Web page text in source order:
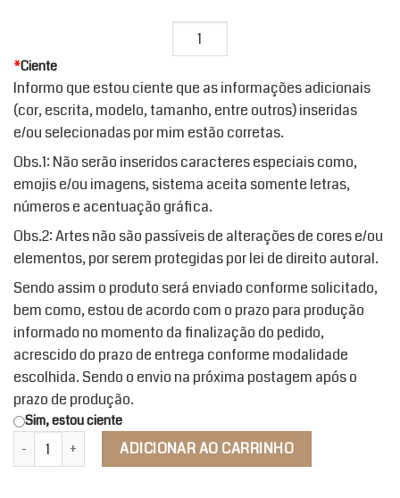
*Ciente
Informo que estou ciente que as informações adicionais
(cor, escrita, modelo, tamanho, entre outros) inseridas
e/ou selecionadas por mim estão corretas.
Obs.1: Não serão inseridos caracteres especiais como,
emojis e/ou imagens, sistema aceita somente letras,
números e acentuação gráfica.
Obs.2: Artes não são passíveis de alterações de cores e/ou
elementos, por serem protegidas por lei de direito autoral.
Sendo assim o produto será enviado conforme solicitado,
bem como, estou de acordo com o prazo para produção
informado no momento da finalização do pedido,
acrescido do prazo de entrega conforme modalidade
escolhida. Sendo o envio na próxima postagem após o
prazo de produção.
Sim, estou ciente
Caderno Minha Fé Meu Ori Paramentas quantidade
ADICIONAR AO CARRINHO